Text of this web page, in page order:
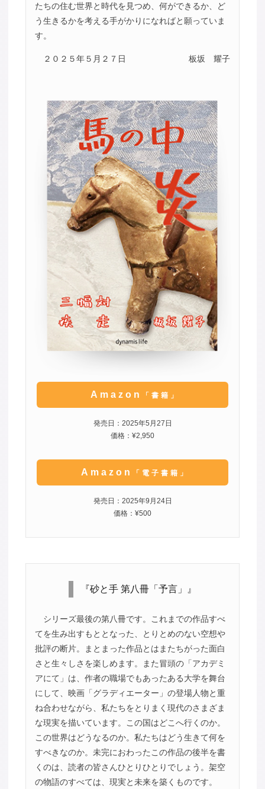
たちの住む世界と時代を見つめ、何ができるか、ど
う生きるかを考える手がかりになればと願っていま
す。
２０２５年５月２７日 板坂 耀子
Amazon 「書籍」
発売日：2025年5月27日
価格：¥2,950
Amazon 「電子書籍」
発売日：2025年9月24日
価格：¥500
『砂と手 第八冊「予言」』
シリーズ最後の第八冊です。これまでの作品すべ
てを生み出すもととなった、とりとめのない空想や
批評の断片。まとまった作品とはまたちがった面白
さと生々しさを楽しめます。また冒頭の「アカデミ
アにて」は、作者の職場でもあったある大学を舞台
にして、映画「グラディエーター」の登場人物と重
ね合わせながら、私たちをとりまく現代のさまざま
な現実を描いています。この国はどこへ行くのか。
この世界はどうなるのか。私たちはどう生きて何を
すべきなのか。未完におわったこの作品の後半を書
くのは、読者の皆さんひとりひとりでしょう。架空
の物語のすべては、現実と未来を築くものです。